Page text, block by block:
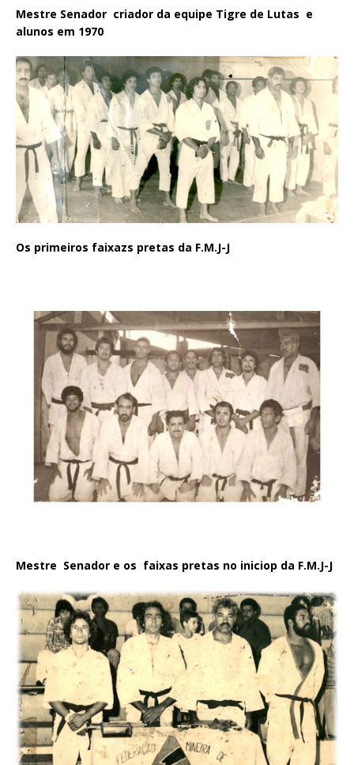
Mestre Senador criador da equipe Tigre de Lutas e
alunos em 1970
Os primeiros faixazs pretas da F.M.J-J
Mestre Senador e os faixas pretas no iniciop da F.M.J-J